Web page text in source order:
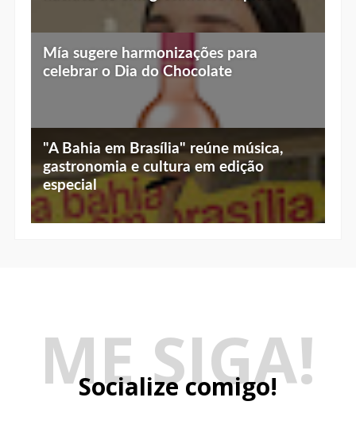
Mía sugere harmonizações para
"A Bahia em Brasília" reúne música,
especial
ME SIGA!
Socialize comigo!